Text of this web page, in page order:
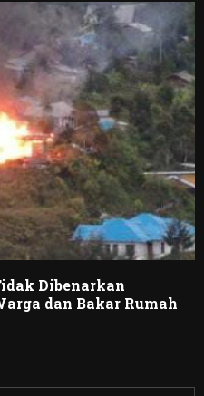
Dibenarkan
dan Bakar Rumah